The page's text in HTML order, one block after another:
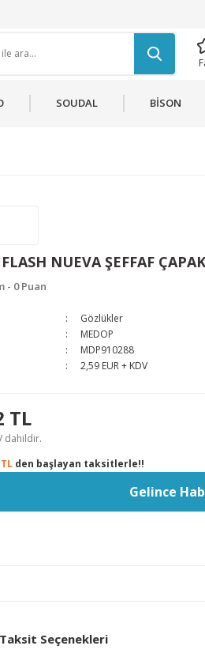
SOUDAL BİSON
NUEVA ŞEFFAF
- 0 Puan
Gözlükler
MEDOP
MDP910288
2,59 EUR + KDV
TL
dahildir.
den başlayan taksitlerle!!
Gelince
Taksit Seçenekleri